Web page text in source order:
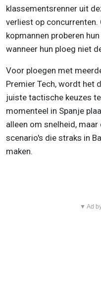
klassementsrenner uit
verliest op concurrenten.
kopmannen proberen
wanneer hun ploeg niet
Voor ploegen met
Premier Tech, wordt het
juiste tactische keuzes
momenteel in Spanje
alleen om snelheid,
scenario's die straks in
maken.
▼ Ad